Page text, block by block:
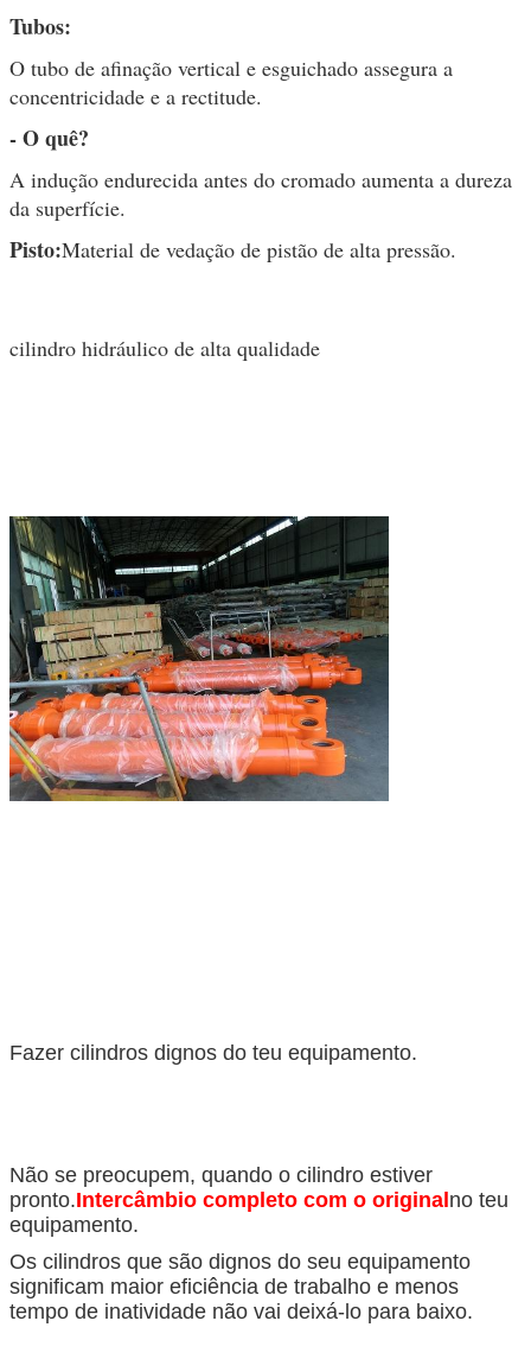
Tubos:
O tubo de afinação vertical e esguichado assegura a
concentricidade e a rectitude.
- O quê?
A indução endurecida antes do cromado aumenta a dureza
da superfície.
Pisto:Material de vedação de pistão de alta pressão.
cilindro hidráulico de alta qualidade
Fazer cilindros dignos do teu equipamento.
Não se preocupem, quando o cilindro estiver
pronto.Intercâmbio completo com o originalno teu
equipamento.
Os cilindros que são dignos do seu equipamento
significam maior eficiência de trabalho e menos
tempo de inatividade não vai deixá-lo para baixo.